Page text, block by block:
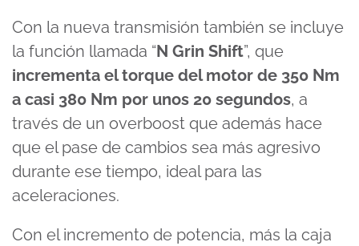
Con la nueva transmisión también se incluye
la función llamada “N Grin Shift”, que
incrementa el torque del motor de 350 Nm
a casi 380 Nm por unos 20 segundos, a
través de un overboost que además hace
que el pase de cambios sea más agresivo
durante ese tiempo, ideal para las
aceleraciones.
Con el incremento de potencia, más la caja